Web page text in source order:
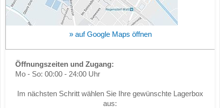
» auf Google Maps öffnen
Öffnungszeiten und Zugang:
Mo - So: 00:00 - 24:00 Uhr
Im nächsten Schritt wählen Sie Ihre gewünschte Lagerbox
aus: